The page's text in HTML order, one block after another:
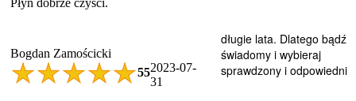
Płyn dobrze czyści.
Bogdan Zamościcki
552023-07-
31
długie lata. Dlatego bądź
świadomy i wybieraj
sprawdzony i odpowiedni